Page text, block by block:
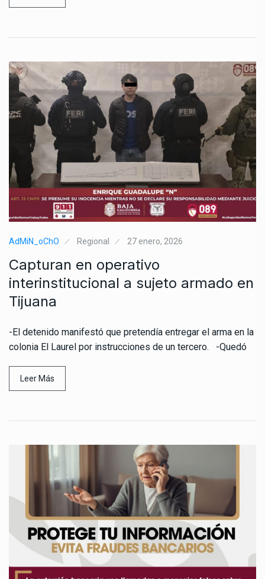
AdMiN_oChO Regional 27 enero, 2026
Capturan en operativo
interinstitucional a sujeto armado en
Tijuana
-El detenido manifestó que pretendía entregar el arma en la
colonia El Laurel por instrucciones de un tercero. -Quedó
Leer Más